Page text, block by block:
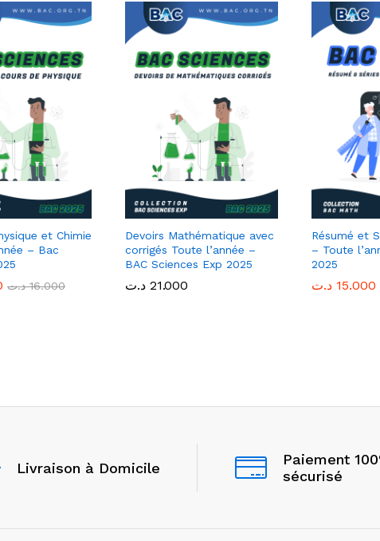
et Chimie
– Bac
16.000 د.ت 16.000 د.ت
Devoirs Mathématique avec
corrigés Toute l’année –
BAC Sciences Exp 2025
21.000 د.ت 21.000 د.ت
Résumé et
– Toute
2025
15.000 د.ت 15.000 د.ت
Livraison à Domicile
Paiement
sécurisé